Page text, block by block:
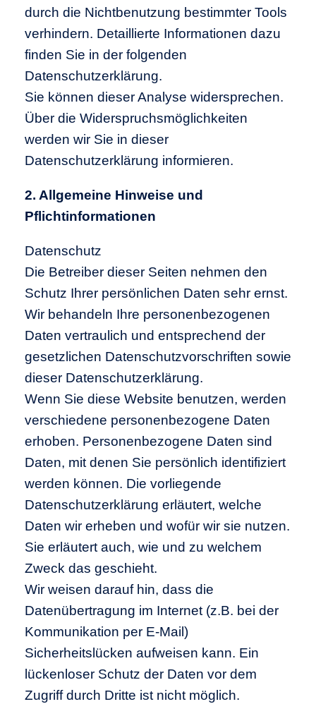
durch die Nichtbenutzung bestimmter Tools
verhindern. Detaillierte Informationen dazu
finden Sie in der folgenden
Datenschutzerklärung.
Sie können dieser Analyse widersprechen.
Über die Widerspruchsmöglichkeiten
werden wir Sie in dieser
Datenschutzerklärung informieren.
2. Allgemeine Hinweise und
Pflichtinformationen
Datenschutz
Die Betreiber dieser Seiten nehmen den
Schutz Ihrer persönlichen Daten sehr ernst.
Wir behandeln Ihre personenbezogenen
Daten vertraulich und entsprechend der
gesetzlichen Datenschutzvorschriften sowie
dieser Datenschutzerklärung.
Wenn Sie diese Website benutzen, werden
verschiedene personenbezogene Daten
erhoben. Personenbezogene Daten sind
Daten, mit denen Sie persönlich identifiziert
werden können. Die vorliegende
Datenschutzerklärung erläutert, welche
Daten wir erheben und wofür wir sie nutzen.
Sie erläutert auch, wie und zu welchem
Zweck das geschieht.
Wir weisen darauf hin, dass die
Datenübertragung im Internet (z.B. bei der
Kommunikation per E-Mail)
Sicherheitslücken aufweisen kann. Ein
lückenloser Schutz der Daten vor dem
Zugriff durch Dritte ist nicht möglich.